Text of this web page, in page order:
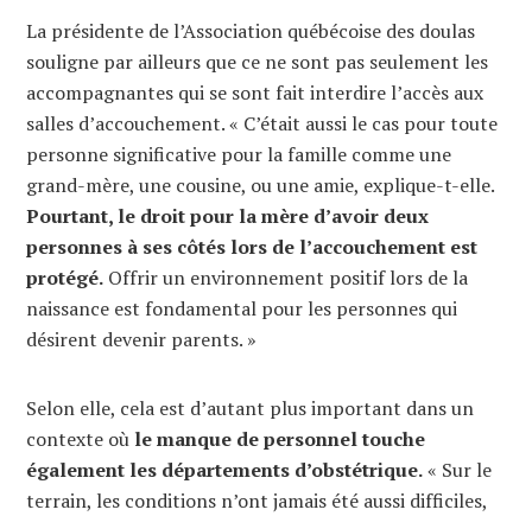
La présidente de l’Association québécoise des doulas
souligne par ailleurs que ce ne sont pas seulement les
accompagnantes qui se sont fait interdire l’accès aux
salles d’accouchement. « C’était aussi le cas pour toute
personne significative pour la famille comme une
grand-mère, une cousine, ou une amie, explique-t-elle.
Pourtant, le droit pour la mère d’avoir deux
personnes à ses côtés lors de l’accouchement est
protégé. Offrir un environnement positif lors de la
naissance est fondamental pour les personnes qui
désirent devenir parents. »
Selon elle, cela est d’autant plus important dans un
contexte où le manque de personnel touche
également les départements d’obstétrique.« Sur le
terrain, les conditions n’ont jamais été aussi difficiles,